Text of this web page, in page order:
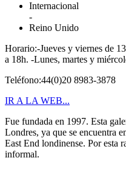
Internacional
-
Reino Unido
Horario:-Jueves y viernes de
a 18h. -Lunes, martes y
Teléfono:44(0)20 8983-3878
IR A LA WEB...
Fue fundada en 1997. Esta
Londres, ya que se encuentra
East End londinense. Por esta
informal.